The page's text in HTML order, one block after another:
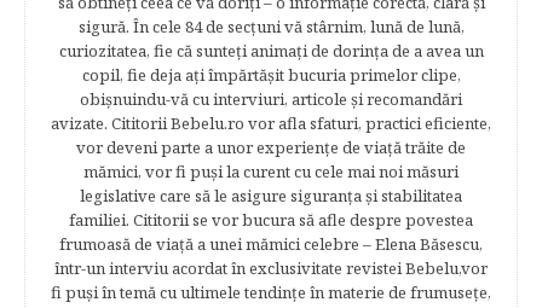
sigură. În cele 84 de secțuni vă stârnim, lună de lună,
curiozitatea, fie că sunteţi animaţi de dorinţa de a avea un
copil, fie deja aţi împărtăşit bucuria primelor clipe,
obişnuindu-vă cu interviuri, articole şi recomandări
avizate. Cititorii Bebelu.ro vor afla sfaturi, practici eficiente,
vor deveni parte a unor experienţe de viaţă trăite de
mămici, vor fi puşi la curent cu cele mai noi măsuri
legislative care să le asigure siguranţa şi stabilitatea
familiei. Cititorii se vor bucura să afle despre povestea
frumoasă de viață a unei mămici celebre – Elena Băsescu,
într-un interviu acordat în exclusivitate revistei Bebelu,vor
fi puşi în temă cu ultimele tendinţe în materie de frumuseţe,